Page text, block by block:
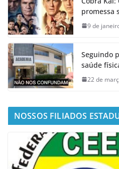
promessa
9 de
Seguindo
saúde
22 de
NOSSOS FILIADOS